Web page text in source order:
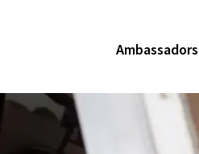
Ambassadors